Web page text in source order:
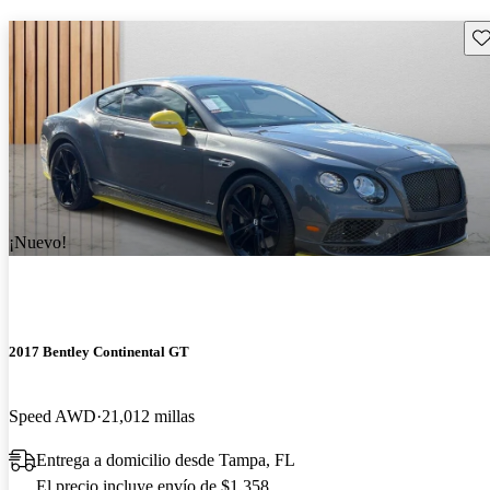
¡Nuevo!
2017 Bentley Continental GT
Speed AWD 21,012 millas
Entrega a domicilio desde Tampa, FL